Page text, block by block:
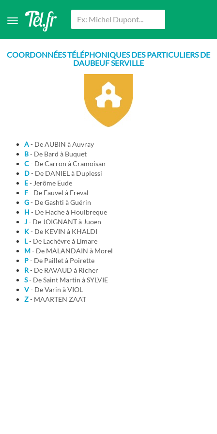
COORDONNÉES TÉLÉPHONIQUES DES PARTICULIERS DE
DAUBEUF SERVILLE
A
- De AUBIN à Auvray
B
- De Bard à Buquet
C
- De Carron à Cramoisan
D
- De DANIEL à Duplessi
E
- Jerôme Eude
F
- De Fauvel à Freval
G
- De Gashti à Guérin
H
- De Hache à Houlbreque
J
- De JOIGNANT à Juoen
K
- De KEVIN à KHALDI
L
- De Lachèvre à Limare
M
- De MALANDAIN à Morel
P
- De Paillet à Poirette
R
- De RAVAUD à Richer
S
- De Saint Martin à SYLVIE
V
- De Varin à VIOL
Z
- MAARTEN ZAAT